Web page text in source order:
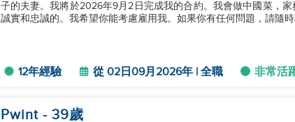
子的夫妻。我將於2026年9月2日完成我的合約。我會做中國菜，家
誠實和忠誠的。我希望你能考慮雇用我。如果你有任何問題，請隨
12年經驗 從 02日09月2026年 | 全職 非常活
Pwint - 39歲